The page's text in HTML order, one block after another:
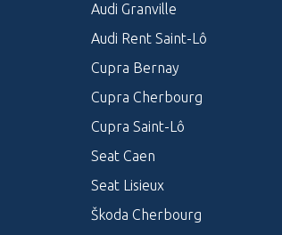
Audi Granville
Audi Rent Saint-Lô
Cupra Bernay
Cupra Cherbourg
Cupra Saint-Lô
Seat Caen
Seat Lisieux
Škoda Cherbourg